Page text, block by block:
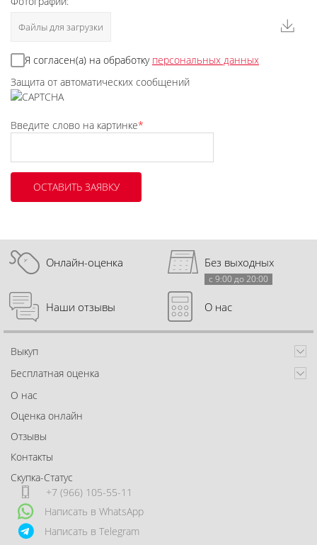
Файлы для загрузки
Я согласен(а) на обработку персональных данных
Защита от автоматических сообщений
Введите слово на картинке*
Онлайн-оценка Без выходных
с 9:00 до 20:00
Наши отзывы О нас
Выкуп
Бесплатная оценка
О нас
Оценка онлайн
Отзывы
Контакты
Скупка-Статус
+7 (966) 105-55-11
Написать в WhatsApp
Написать в Telegram